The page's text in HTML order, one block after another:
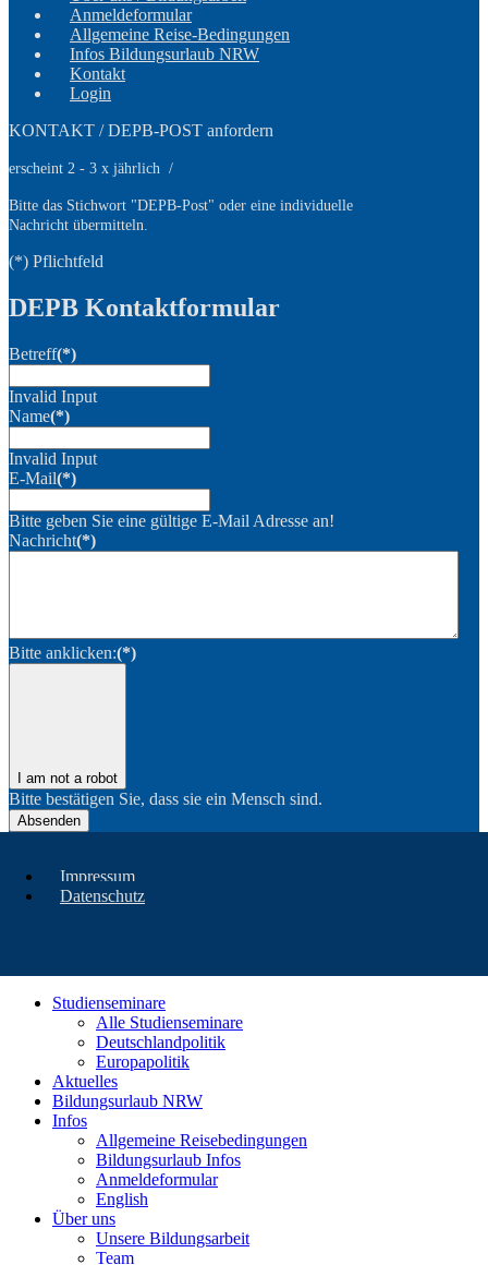
Anmeldeformular
Allgemeine Reise-Bedingungen
Infos Bildungsurlaub NRW
Kontakt
Login
KONTAKT / DEPB-POST anfordern
erscheint 2 - 3 x jährlich /
Bitte das Stichwort "DEPB-Post" oder eine individuelle
Nachricht übermitteln.
(*) Pflichtfeld
DEPB Kontaktformular
Betreff(*)
Invalid Input
Name(*)
Invalid Input
E-Mail(*)
Bitte geben Sie eine gültige E-Mail Adresse an!
Nachricht(*)
Bitte anklicken:(*)
I am not a robot
Bitte bestätigen Sie, dass sie ein Mensch sind.
Absenden
Impressum
Datenschutz
Studienseminare
Alle Studienseminare
Deutschlandpolitik
Europapolitik
Aktuelles
Bildungsurlaub NRW
Infos
Allgemeine Reisebedingungen
Bildungsurlaub Infos
Anmeldeformular
English
Über uns
Unsere Bildungsarbeit
Team